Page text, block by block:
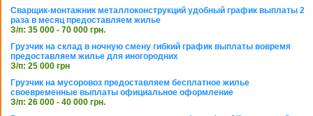
Сварщик-монтажник металлоконструкций удобный график выплаты 2
раза в месяц предоставляем жилье
З/п: 35 000 - 70 000 грн.
Грузчик на склад в ночную смену гибкий график выплаты вовремя
предоставляем жилье для иногородних
З/п: 25 000 грн
Грузчик на мусоровоз предоставляем бесплатное жилье
своевременные выплаты официальное оформление
З/п: 26 000 - 40 000 грн.